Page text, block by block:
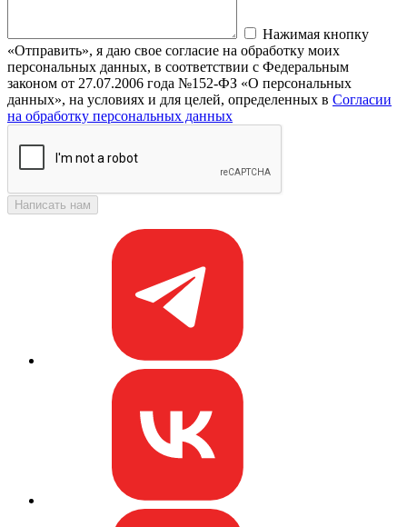
Нажимая кнопку
«Отправить», я даю свое согласие на обработку моих
персональных данных, в соответствии с Федеральным
законом от 27.07.2006 года №152-ФЗ «О персональных
данных», на условиях и для целей, определенных в Согласии
на обработку персональных данных